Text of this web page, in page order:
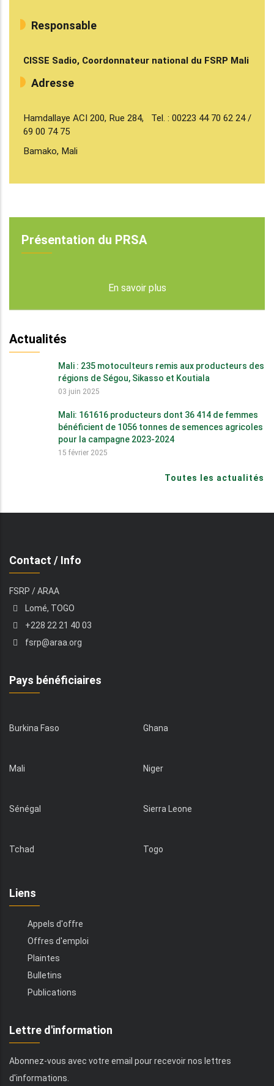
Responsable
CISSE Sadio, Coordonnateur national du FSRP Mali
Adresse
Hamdallaye ACI 200, Rue 284, Tel. : 00223 44 70 62 24 /
69 00 74 75
Bamako, Mali
Présentation du PRSA
En savoir plus
Actualités
Mali : 235 motoculteurs remis aux producteurs des
régions de Ségou, Sikasso et Koutiala
03 juin 2025
Mali: 161616 producteurs dont 36 414 de femmes
bénéficient de 1056 tonnes de semences agricoles
pour la campagne 2023-2024
15 février 2025
Toutes les actualités
Contact / Info
FSRP / ARAA
Lomé, TOGO
+228 22 21 40 03
fsrp@araa.org
Pays bénéficiaires
Burkina Faso Ghana
Mali Niger
Sénégal Sierra Leone
Tchad Togo
Liens
Appels d'offre
Offres d'emploi
Plaintes
Bulletins
Publications
Lettre d'information
Abonnez-vous avec votre email pour recevoir nos lettres
d'informations.